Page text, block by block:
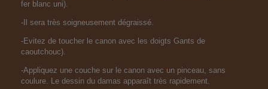
fer blanc uni).
-Il sera très soigneusement dégraissé.
-Evitez de toucher le canon avec les doigts Gants de
caoutchouc).
-Appliquez une couche sur le canon avec un pinceau, sans
coulure. Le dessin du damas apparaît très rapidement.